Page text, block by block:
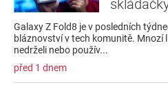
Galaxy Z Fold8 je v posledních
bláznovství v tech komunitě. Mnozí
nedrželi nebo použív...
před 1 dnem